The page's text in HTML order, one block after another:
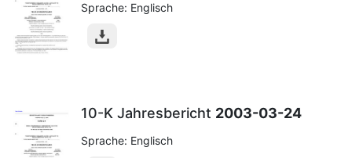
Sprache: Englisch
10-K Jahresbericht 2003-03-24
Sprache: Englisch